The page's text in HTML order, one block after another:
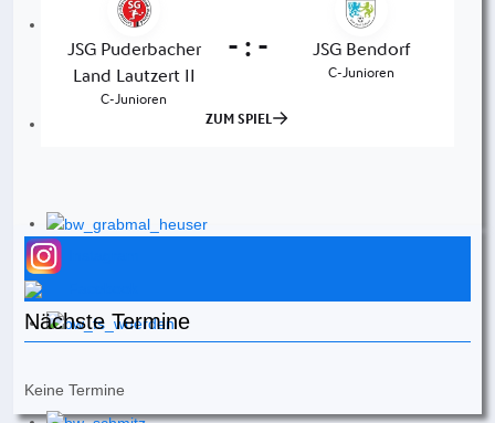
Nächste Termine
Keine Termine